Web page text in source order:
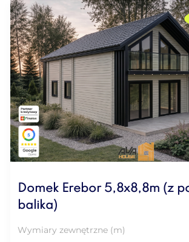
Domek Erebor 5,8x8,8m (z
balika)
Wymiary zewnętrzne (m)